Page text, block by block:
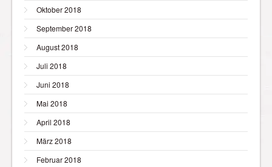
Oktober 2018
September 2018
August 2018
Juli 2018
Juni 2018
Mai 2018
April 2018
März 2018
Februar 2018